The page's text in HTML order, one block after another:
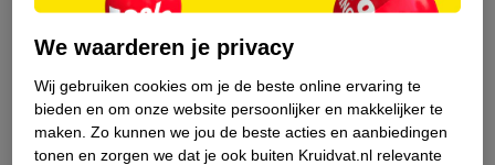
Over Kruidvat
We waarderen je privacy
Wij gebruiken cookies om je de beste online ervaring te
bieden en om onze website persoonlijker en makkelijker te
maken. Zo kunnen we jou de beste acties en aanbiedingen
tonen en zorgen we dat je ook buiten Kruidvat.nl relevante